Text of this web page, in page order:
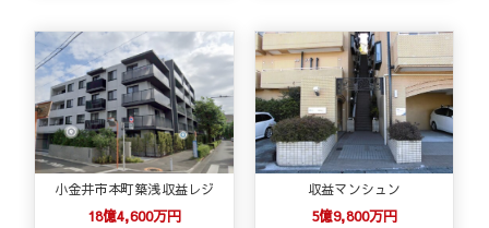
小金井市本町築浅収益レジ
18億4,600万円
収益マンシュン
5億9,800万円